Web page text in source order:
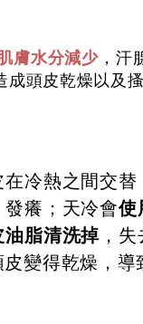
膚水分減少，汗
頭皮乾燥以及搔
冷熱之間交替
癢；天冷會使
脂清洗掉 ，
變得乾燥，導